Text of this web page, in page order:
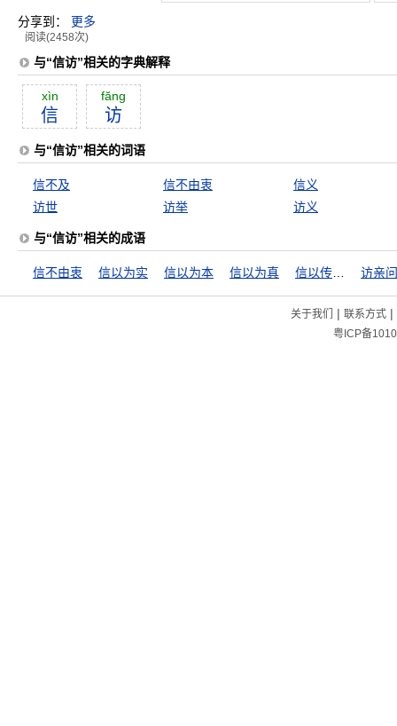
分享到： 更多
阅读(2458次)
与“信访”相关的字典解释
xìn
信
făng
访
与“信访”相关的词语
信不及 信不由衷
信义
访世
访举 访义
与“信访”相关的成语
信不由衷 信以为实 信以为本 信以为真 访亲
关于我们 | 联系方式|
粤ICP备